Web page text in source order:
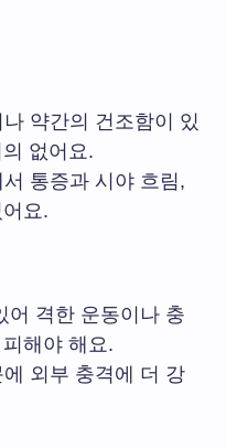
약간의 건조함이 있
없어요.
통증과 시야 흐림,
요.
어 격한 운동이나 충
해야 해요.
외부 충격에 더 강